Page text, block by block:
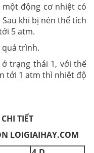
động cơ nhiệt có
Sau khi bị nén thể tích
5 atm.
quá trình.
trạng thái 1, với thể
tới 1 atm thì nhiệt độ
TIẾT
LOIGIAIHAY.COM